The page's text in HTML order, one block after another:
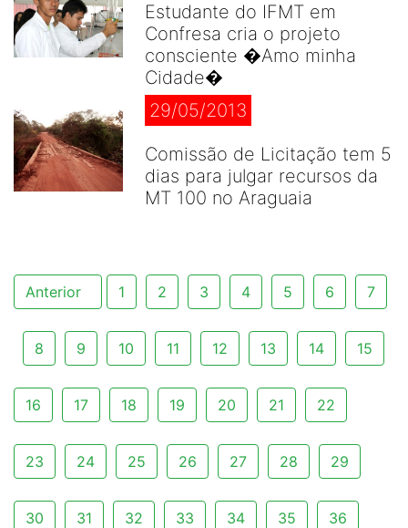
Estudante do IFMT em
Confresa cria o projeto
consciente �Amo minha
Cidade�
29/05/2013
Comissão de Licitação tem 5
dias para julgar recursos da
MT 100 no Araguaia
Anterior 1 2 3 4 5 6 7
8 9 10 11 12 13 14 15
16 17 18 19 20 21 22
23 24 25 26 27 28 29
30 31 32 33 34 35 36